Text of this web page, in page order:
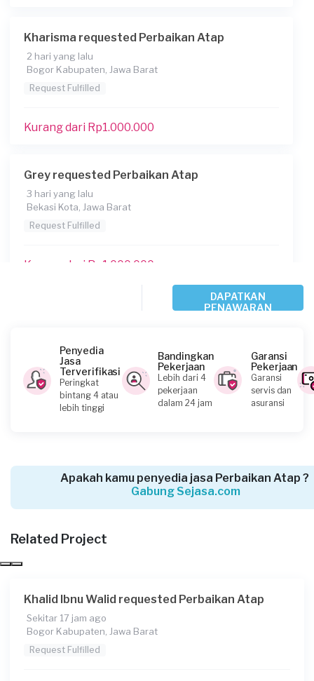
Kharisma requested Perbaikan Atap
2 hari yang lalu
Bogor Kabupaten, Jawa Barat
Request Fulfilled
Kurang dari Rp1.000.000
Grey requested Perbaikan Atap
3 hari yang lalu
Bekasi Kota, Jawa Barat
Request Fulfilled
Kurang dari Rp1.000.000
Azie requested Perbaikan Atap
Bogor Kabupaten, Jawa Barat
Request Fulfilled
Rp2.500.001 - Rp5.000.000
10 hari yang lalu
Cirebon, Jawa Barat
Rp2.500.001 - Rp5.000.000
16 hari yang lalu
Depok, Jawa Barat
Request Fulfilled
DAPATKAN
PENAWARAN
Penyedia
Jasa
Terverifikasi
Peringkat
bintang 4 atau
lebih tinggi
Bandingkan
Pekerjaan
Lebih dari 4
pekerjaan
dalam 24 jam
Garansi
Pekerjaan
Garansi
servis dan
asuransi
Apakah kamu penyedia jasa Perbaikan Atap ?
Gabung Sejasa.com
Related Project
Khalid Ibnu Walid requested Perbaikan Atap
Sekitar 17 jam ago
Bogor Kabupaten, Jawa Barat
Request Fulfilled